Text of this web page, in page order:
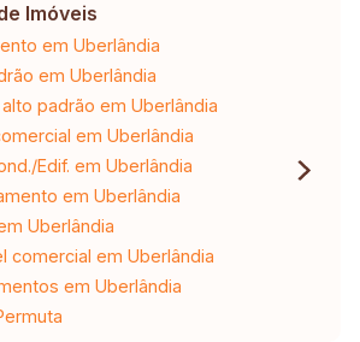
Imóveis
em Uberlândia
em Uberlândia
padrão em Uberlândia
em Uberlândia
Edif. em Uberlândia
em Uberlândia
Uberlândia
comercial em Uberlândia
em Uberlândia